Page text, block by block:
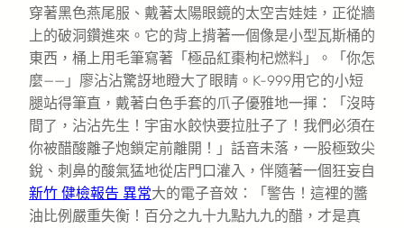
穿著黑色燕尾服、戴著太陽眼鏡的太空吉娃娃，正從牆
上的破洞鑽進來。它的背上揹著一個像是小型瓦斯桶的
東西，桶上用毛筆寫著「極品紅棗枸杞燃料」。「你怎
麼——」廖沾沾驚訝地瞪大了眼睛。K-999用它的小短
腿站得筆直，戴著白色手套的爪子優雅地一揮：「沒時
間了，沾沾先生！宇宙水餃快要拉肚子了！我們必須在
你被醋酸離子炮鎖定前離開！」話音未落，一股極致尖
銳、刺鼻的酸氣猛地從店門口灌入，伴隨著一個狂妄自
新竹 健檢報告 異常大的電子音效：「警告！這裡的醬
油比例嚴重失衡！百分之九十九點九九的醋，才是真